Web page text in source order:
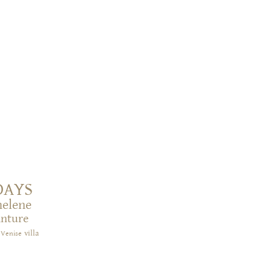
Venise villa